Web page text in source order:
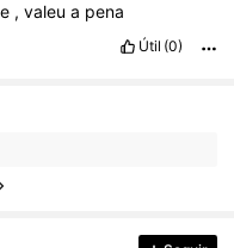
,valeua pena
Útil (0)